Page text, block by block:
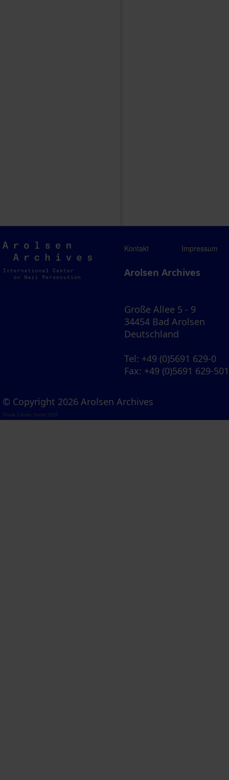
Arolsen
Archives
Kontakt Impressum
Arolsen Archives
Große Allee 5 - 9
34454 Bad Arolsen
Deutschland
Tel: +49 (0)5691 629-0
Fax: +49 (0)5691 629-501
© Copyright 2026 Arolsen Archives
Visual Library Server 2026